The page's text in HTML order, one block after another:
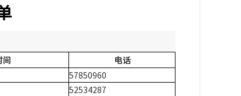
间
电话
57850960
52534287